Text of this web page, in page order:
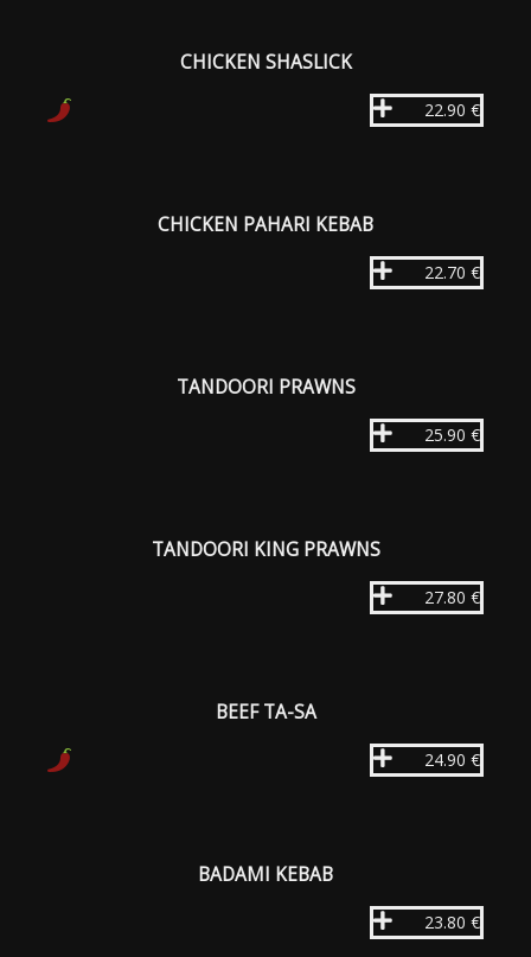
CHICKEN SHASLICK
22.90 €
CHICKEN PAHARI KEBAB
22.70 €
TANDOORI PRAWNS
25.90 €
TANDOORI KING PRAWNS
27.80 €
BEEF TA-SA
24.90 €
BADAMI KEBAB
23.80 €